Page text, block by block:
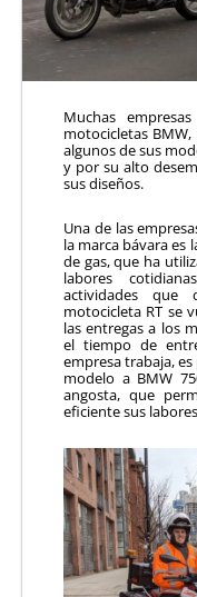
Muchas
motocicletas
algunos de sus
y por su alto
sus diseños.
Una de las
la marca bávara es
de gas, que ha
labores
actividades que
motocicleta RT se
las entregas a los
el tiempo de
empresa trabaja,
modelo a BMW
angosta, que
eficiente sus